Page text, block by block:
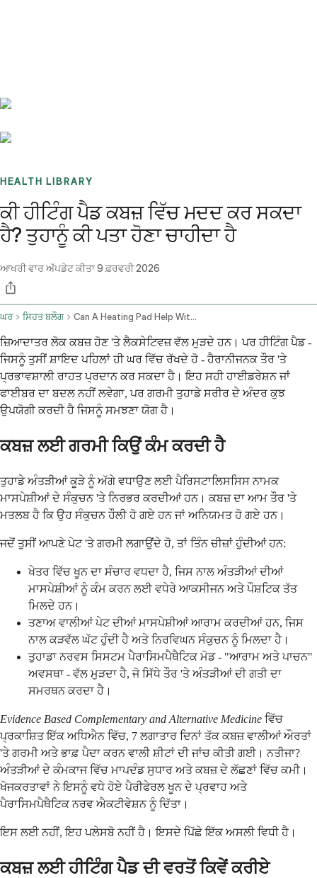
HEALTH LIBRARY
ਕੀ ਹੀਟਿੰਗ ਪੈਡ ਕਬਜ਼ ਵਿੱਚ ਮਦਦ ਕਰ ਸਕਦਾ
ਹੈ? ਤੁਹਾਨੂੰ ਕੀ ਪਤਾ ਹੋਣਾ ਚਾਹੀਦਾ ਹੈ
ਆਖਰੀ ਵਾਰ ਅੱਪਡੇਟ ਕੀਤਾ9 ਫ਼ਰਵਰੀ 2026
ਘਰ ਸਿਹਤ ਬਲੌਗ Can A Heating Pad Help With Constipation
ਜ਼ਿਆਦਾਤਰ ਲੋਕ ਕਬਜ਼ ਹੋਣ 'ਤੇ ਲੈਕਸੇਟਿਵਜ਼ ਵੱਲ ਮੁੜਦੇ ਹਨ। ਪਰ ਹੀਟਿੰਗ ਪੈਡ -
ਜਿਸਨੂੰ ਤੁਸੀਂ ਸ਼ਾਇਦ ਪਹਿਲਾਂ ਹੀ ਘਰ ਵਿੱਚ ਰੱਖਦੇ ਹੋ - ਹੈਰਾਨੀਜਨਕ ਤੌਰ 'ਤੇ
ਪ੍ਰਭਾਵਸ਼ਾਲੀ ਰਾਹਤ ਪ੍ਰਦਾਨ ਕਰ ਸਕਦਾ ਹੈ। ਇਹ ਸਹੀ ਹਾਈਡਰੇਸ਼ਨ ਜਾਂ
ਫਾਈਬਰ ਦਾ ਬਦਲ ਨਹੀਂ ਲਵੇਗਾ, ਪਰ ਗਰਮੀ ਤੁਹਾਡੇ ਸਰੀਰ ਦੇ ਅੰਦਰ ਕੁਝ
ਉਪਯੋਗੀ ਕਰਦੀ ਹੈ ਜਿਸਨੂੰ ਸਮਝਣਾ ਯੋਗ ਹੈ।
ਕਬਜ਼ ਲਈ ਗਰਮੀ ਕਿਉਂ ਕੰਮ ਕਰਦੀ ਹੈ
ਤੁਹਾਡੇ ਅੰਤੜੀਆਂ ਕੂੜੇ ਨੂੰ ਅੱਗੇ ਵਧਾਉਣ ਲਈ ਪੈਰਿਸਟਾਲਿਸਸਿਸ ਨਾਮਕ
ਮਾਸਪੇਸ਼ੀਆਂ ਦੇ ਸੰਕੁਚਨ 'ਤੇ ਨਿਰਭਰ ਕਰਦੀਆਂ ਹਨ। ਕਬਜ਼ ਦਾ ਆਮ ਤੌਰ 'ਤੇ
ਮਤਲਬ ਹੈ ਕਿ ਉਹ ਸੰਕੁਚਨ ਹੌਲੀ ਹੋ ਗਏ ਹਨ ਜਾਂ ਅਨਿਯਮਤ ਹੋ ਗਏ ਹਨ।
ਜਦੋਂ ਤੁਸੀਂ ਆਪਣੇ ਪੇਟ 'ਤੇ ਗਰਮੀ ਲਗਾਉਂਦੇ ਹੋ, ਤਾਂ ਤਿੰਨ ਚੀਜ਼ਾਂ ਹੁੰਦੀਆਂ ਹਨ:
ਖੇਤਰ ਵਿੱਚ ਖੂਨ ਦਾ ਸੰਚਾਰ ਵਧਦਾ ਹੈ, ਜਿਸ ਨਾਲ ਅੰਤੜੀਆਂ ਦੀਆਂ
ਮਾਸਪੇਸ਼ੀਆਂ ਨੂੰ ਕੰਮ ਕਰਨ ਲਈ ਵਧੇਰੇ ਆਕਸੀਜਨ ਅਤੇ ਪੌਸ਼ਟਿਕ ਤੱਤ
ਮਿਲਦੇ ਹਨ।
ਤਣਾਅ ਵਾਲੀਆਂ ਪੇਟ ਦੀਆਂ ਮਾਸਪੇਸ਼ੀਆਂ ਆਰਾਮ ਕਰਦੀਆਂ ਹਨ, ਜਿਸ
ਨਾਲ ਕੜਵੱਲ ਘੱਟ ਹੁੰਦੀ ਹੈ ਅਤੇ ਨਿਰਵਿਘਨ ਸੰਕੁਚਨ ਨੂੰ ਮਿਲਦਾ ਹੈ।
ਤੁਹਾਡਾ ਨਰਵਸ ਸਿਸਟਮ ਪੈਰਾਸਿਮਪੈਥੈਟਿਕ ਮੋਡ - "ਆਰਾਮ ਅਤੇ ਪਾਚਨ"
ਅਵਸਥਾ - ਵੱਲ ਮੁੜਦਾ ਹੈ, ਜੋ ਸਿੱਧੇ ਤੌਰ 'ਤੇ ਅੰਤੜੀਆਂ ਦੀ ਗਤੀ ਦਾ
ਸਮਰਥਨ ਕਰਦਾ ਹੈ।
Evidence Based Complementary and Alternative Medicine ਵਿੱਚ
ਪ੍ਰਕਾਸ਼ਿਤ ਇੱਕ ਅਧਿਐਨ ਵਿੱਚ, 7 ਲਗਾਤਾਰ ਦਿਨਾਂ ਤੱਕ ਕਬਜ਼ ਵਾਲੀਆਂ ਔਰਤਾਂ
'ਤੇ ਗਰਮੀ ਅਤੇ ਭਾਫ਼ ਪੈਦਾ ਕਰਨ ਵਾਲੀ ਸ਼ੀਟਾਂ ਦੀ ਜਾਂਚ ਕੀਤੀ ਗਈ। ਨਤੀਜਾ?
ਅੰਤੜੀਆਂ ਦੇ ਕੰਮਕਾਜ ਵਿੱਚ ਮਾਪਦੰਡ ਸੁਧਾਰ ਅਤੇ ਕਬਜ਼ ਦੇ ਲੱਛਣਾਂ ਵਿੱਚ ਕਮੀ।
ਖੋਜਕਰਤਾਵਾਂ ਨੇ ਇਸਨੂੰ ਵਧੇ ਹੋਏ ਪੈਰੀਫੇਰਲ ਖੂਨ ਦੇ ਪ੍ਰਵਾਹ ਅਤੇ
ਪੈਰਾਸਿਮਪੈਥੈਟਿਕ ਨਰਵ ਐਕਟੀਵੇਸ਼ਨ ਨੂੰ ਦਿੱਤਾ।
ਇਸ ਲਈ ਨਹੀਂ, ਇਹ ਪਲੇਸਬੋ ਨਹੀਂ ਹੈ। ਇਸਦੇ ਪਿੱਛੇ ਇੱਕ ਅਸਲੀ ਵਿਧੀ ਹੈ।
ਕਬਜ਼ ਲਈ ਹੀਟਿੰਗ ਪੈਡ ਦੀ ਵਰਤੋਂ ਕਿਵੇਂ ਕਰੀਏ